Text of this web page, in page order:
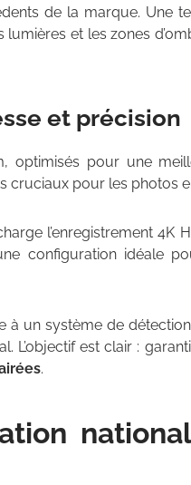
de la marque. Une
et les zones
et précision
optimisés pour une
cruciaux pour les photos
l’enregistrement 4K
configuration idéale
à un système de
L’objectif est clair :
.